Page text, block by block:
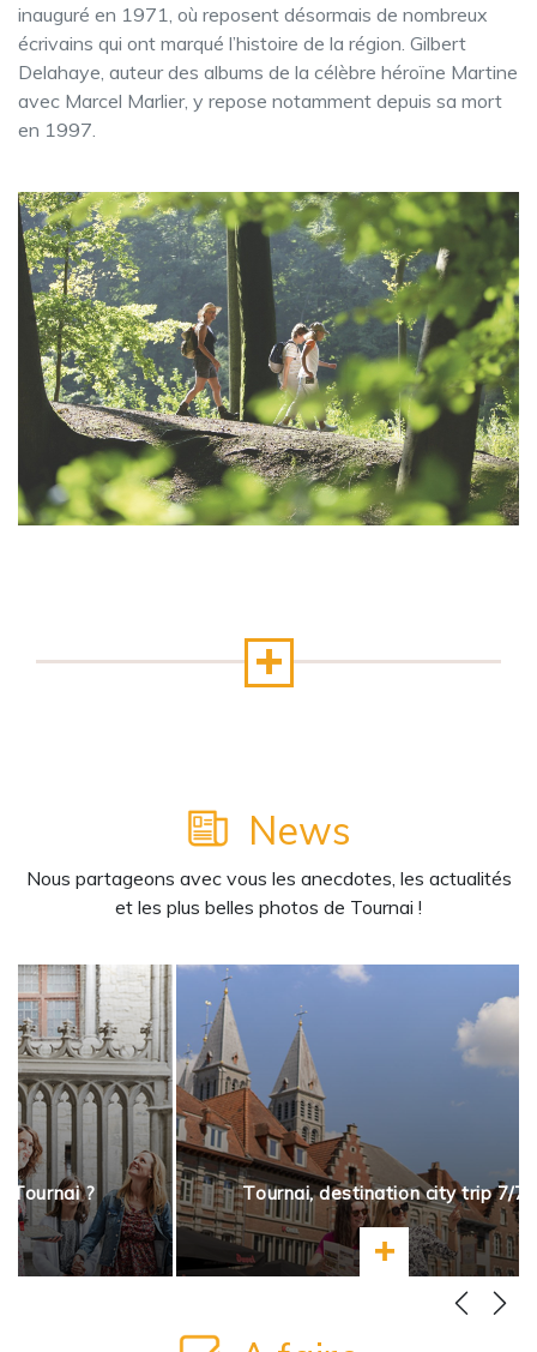
inauguré en 1971, où reposent désormais de nombreux
écrivains qui ont marqué l’histoire de la région. Gilbert
Delahaye, auteur des albums de la célèbre héroïne Martine
avec Marcel Marlier, y repose notamment depuis sa mort
en 1997.
News
Nous partageons avec vous les anecdotes, les actualités
et les plus belles photos de Tournai !
Tournai ?
plus
Tournai, destination city trip 7/7
En savoir plus